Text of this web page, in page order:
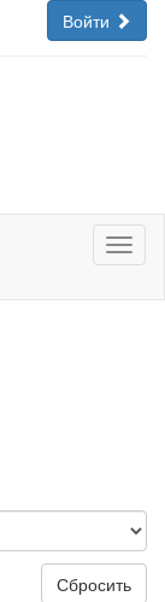
Войти
Меню
Сбросить